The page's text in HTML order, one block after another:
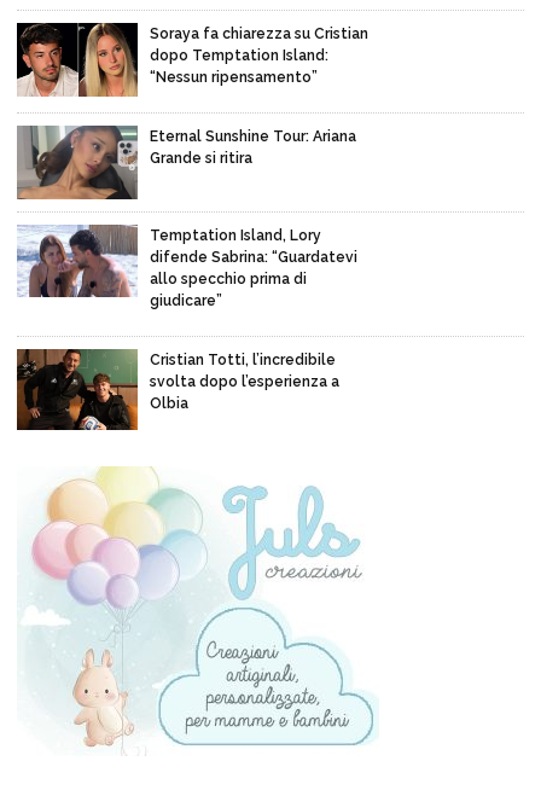
Soraya fa chiarezza su Cristian
dopo Temptation Island:
“Nessun ripensamento”
Eternal Sunshine Tour: Ariana
Grande si ritira
Temptation Island, Lory
difende Sabrina: “Guardatevi
allo specchio prima di
giudicare”
Cristian Totti, l’incredibile
svolta dopo l’esperienza a
Olbia